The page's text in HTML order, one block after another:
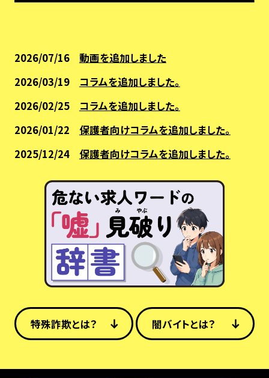
2026/07/16
動画を追加しました
2026/03/19
コラムを追加しました。
2026/02/25
コラムを追加しました。
2026/01/22
保護者向けコラムを追加しました。
2025/12/24
保護者向けコラムを追加しました。
特殊詐欺とは？ 闇バイトとは？